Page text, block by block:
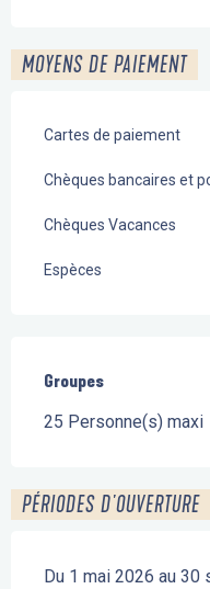
MOYENS DE PAIEMENT
Cartes de paiement
Chèques bancaires et
Chèques Vacances
Espèces
Groupes
Groupes
25 Personne(s) maxi
PÉRIODES D'OUVERTURE
Du 1 mai 2026 au